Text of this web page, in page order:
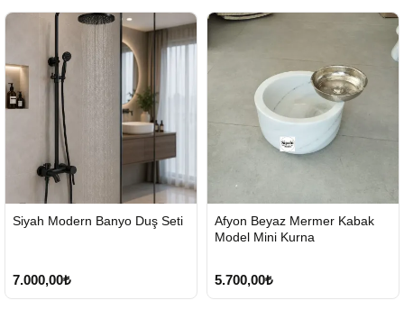
GÖNDERİ
Siyah Modern Banyo Duş Seti
7.000,00₺
GÖNDERİ
Afyon Beyaz Mermer Kabak
Model Mini Kurna
5.700,00₺